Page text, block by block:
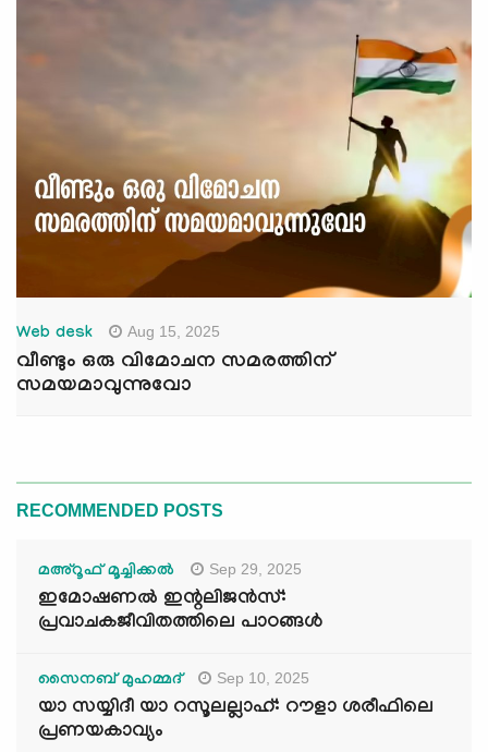
Web desk Aug 15, 2025
വീണ്ടും ഒരു വിമോചന സമരത്തിന്
സമയമാവുന്നുവോ
RECOMMENDED POSTS
മഅ്റൂഫ് മൂച്ചിക്കല്‍ Sep 29, 2025
ഇമോഷണൽ ഇന്റലിജൻസ്:
പ്രവാചകജീവിതത്തിലെ പാഠങ്ങൾ
സൈനബ് മുഹമ്മദ് Sep 10, 2025
യാ സയ്യിദീ യാ റസൂലല്ലാഹ്: റൗളാ ശരീഫിലെ
പ്രണയകാവ്യം